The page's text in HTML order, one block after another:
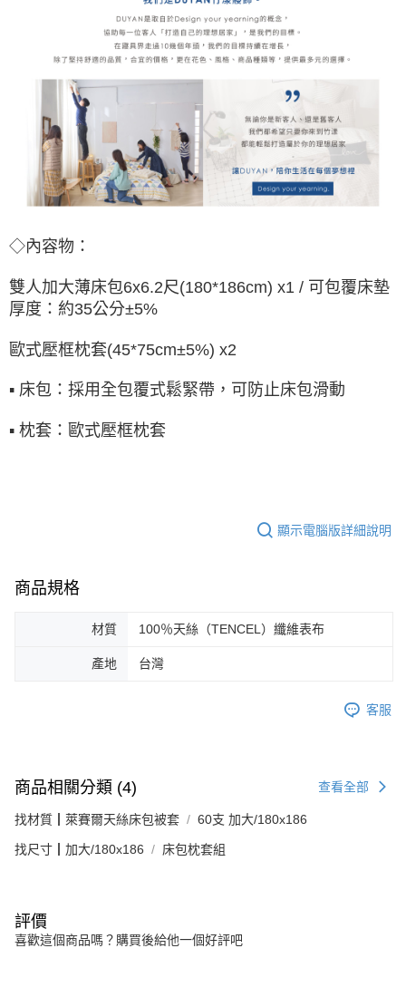
◇內容物：
雙人加大薄床包6x6.2尺(180*186cm) x1 / 可包覆床墊
厚度：約35公分±5%
歐式壓框枕套(45*75cm±5%) x2
▪ 床包：採用全包覆式鬆緊帶，可防止床包滑動
▪ 枕套： 歐式壓框枕套
顯示電腦版詳細說明
商品規格
材質 100％天絲（TENCEL）纖維表布
產地 台灣
客服
商品相關分類 (4) 查看全部
找材質┃萊賽爾天絲床包被套 60支 加大/180x186
找尺寸┃加大/180x186 床包枕套組
評價
喜歡這個商品嗎？購買後給他一個好評吧